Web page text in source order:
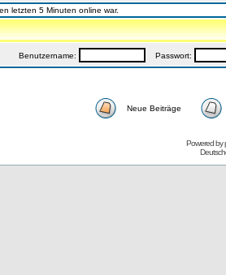
letzten 5 Minuten online war.
Benutzername: Passwort:
Neue Beiträge
Powered by